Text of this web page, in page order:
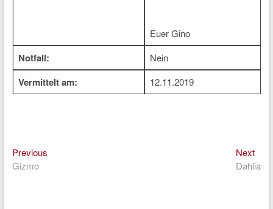
Euer Gino
Notfall: Nein
Vermittelt am: 12.11.2019
Beitragsnavigation
PreviousPrevious
Gizmo
NextNext
Dahlia